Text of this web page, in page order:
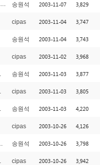
[1]
송원석 2003-11-07 3,829
cipas 2003-11-04 3,747
송원석 2003-11-04 3,743
cipas 2003-11-02 3,968
송원석 2003-11-03 3,877
cipas 2003-11-03 3,805
송원석 2003-11-03 4,220
cipas 2003-10-26 4,126
송원석 2003-10-26 3,798
cipas 2003-10-26 3,942